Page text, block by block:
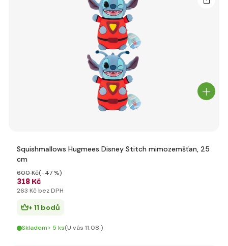
Squishmallows Hugmees Disney Stitch mimozemšťan, 25
cm
318 Kč
600 Kč(-47 %)
263 Kč bez DPH
+ 11 bodů
Skladem> 5 ks(U vás 11.08.)